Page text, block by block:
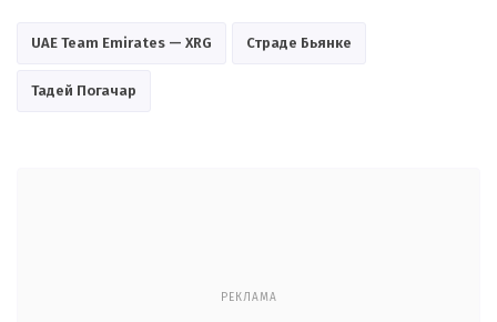
UAE Team Emirates — XRG Страде Бьянке
Тадей Погачар
РЕКЛАМА